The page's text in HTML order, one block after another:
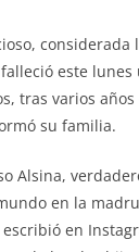
considerada
este lunes
tras varios
su familia.
Alsina,
en la
en